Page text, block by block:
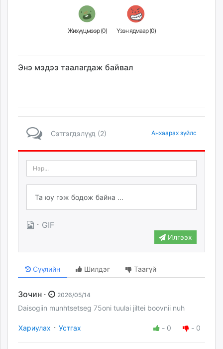
Жихүүцмээр (0) Үзэн ядмаар (0)
Энэ мэдээ таалагдаж байвал
Сэтгэгдэлүүд (2) Анхаарах зүйлс
· GIF
Илгээх
Сүүлийн Шилдэг Таагүй
Зочин · 2026/05/14
Daisogiin munhtsetseg 75oni tuulai jiltei boovnii nuh
Хариулах · Устгах - 0 - 0